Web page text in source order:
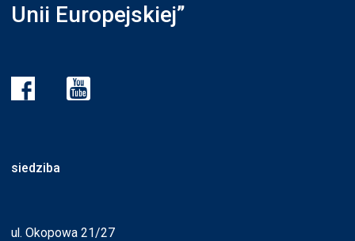
Unii Europejskiej”
siedziba
ul. Okopowa 21/27